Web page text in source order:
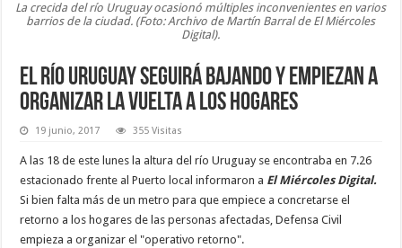
La crecida del río Uruguay ocasionó múltiples inconvenientes en varios
barrios de la ciudad. (Foto: Archivo de Martín Barral de El Miércoles
Digital).
El río Uruguay seguirá bajando y empiezan a
organizar la vuelta a los hogares
19 junio, 2017 355 Visitas
A las 18 de este lunes la altura del río Uruguay se encontraba en 7.26
estacionado frente al Puerto local informaron a El Miércoles Digital.
Si bien falta más de un metro para que empiece a concretarse el
retorno a los hogares de las personas afectadas, Defensa Civil
empieza a organizar el "operativo retorno".